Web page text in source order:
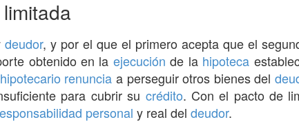
deudor, y por el que el primero acepta que el
obtenido en la ejecución de la hipoteca
renuncia a perseguir otros bienes del
para cubrir su crédito. Con el pacto de
personal y real del deudor.